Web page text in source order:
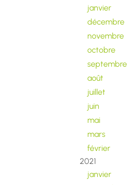
janvier
décembre
novembre
octobre
septembre
août
juillet
juin
mai
mars
février
2021
janvier